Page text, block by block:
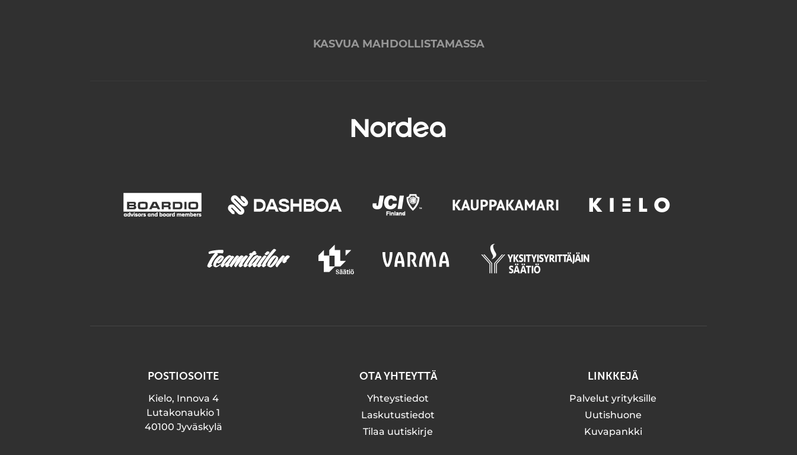
KASVUA MAHDOLLISTAMASSA
POSTIOSOITE
Kielo, Innova 4
Lutakonaukio 1
40100 Jyväskylä
OTA YHTEYTTÄ
Yhteystiedot
Laskutustiedot
Tilaa uutiskirje
LINKKEJÄ
Palvelut yrityksille
Uutishuone
Kuvapankki